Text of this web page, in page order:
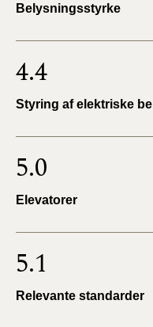
Belysningsstyrke
4.4
Styring af elektriske
5.0
Elevatorer
5.1
Relevante standarder